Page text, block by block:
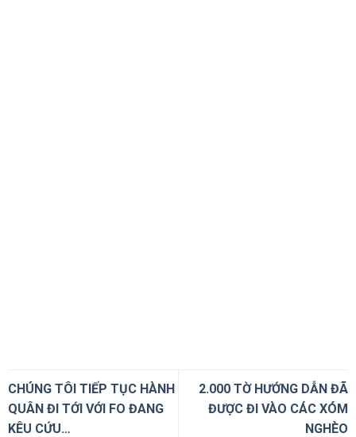
CHÚNG TÔI TIẾP TỤC HÀNH
QUÂN ĐI TỚI VỚI FO ĐANG
KÊU CỨU…
2.000 TỜ HƯỚNG DẪN ĐÃ
ĐƯỢC ĐI VÀO CÁC XÓM
NGHÈO